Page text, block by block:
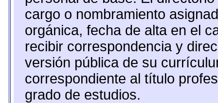
cargo o nombramiento
orgánica, fecha de alta en el
recibir correspondencia y
versión pública de su
correspondiente al título
grado de estudios.